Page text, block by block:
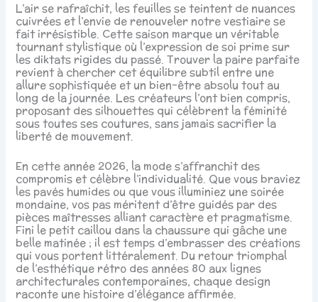
L’air se rafraîchit, les feuilles se teintent de nuances
cuivrées et l’envie de renouveler notre vestiaire se
fait irrésistible. Cette saison marque un véritable
tournant stylistique où l’expression de soi prime sur
les diktats rigides du passé. Trouver la paire parfaite
revient à chercher cet équilibre subtil entre une
allure sophistiquée et un bien-être absolu tout au
long de la journée. Les créateurs l’ont bien compris,
proposant des silhouettes qui célèbrent la féminité
sous toutes ses coutures, sans jamais sacrifier la
liberté de mouvement.
En cette année 2026, la mode s’affranchit des
compromis et célèbre l’individualité. Que vous braviez
les pavés humides ou que vous illuminiez une soirée
mondaine, vos pas méritent d’être guidés par des
pièces maîtresses alliant caractère et pragmatisme.
Fini le petit caillou dans la chaussure qui gâche une
belle matinée ; il est temps d’embrasser des créations
qui vous portent littéralement. Du retour triomphal
de l’esthétique rétro des années 80 aux lignes
architecturales contemporaines, chaque design
raconte une histoire d’élégance affirmée.